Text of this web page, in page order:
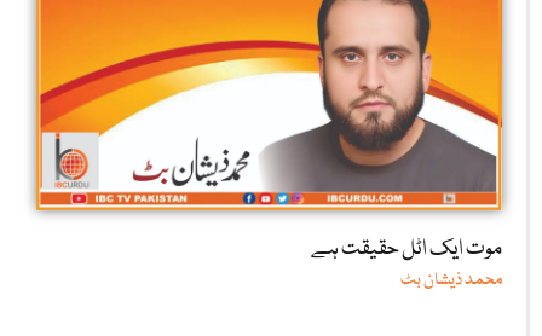
موت ایک اٹل حقیقت ہے
محمد ذیشان بٹ